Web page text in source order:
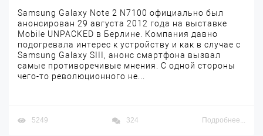
Samsung Galaxy Note 2 N7100 официально был
анонсирован 29 августа 2012 года на выставке
Mobile UNPACKED в Берлине. Компания давно
подогревала интерес к устройству и как в случае с
Samsung Galaxy SIII, анонс смартфона вызвал
самые противоречивые мнения. С одной стороны
чего-то революционного не...
5249 324 Подробнее...